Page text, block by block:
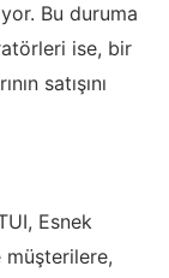
Bu duruma
ise, bir
satışını
Esnek
müşterilere,